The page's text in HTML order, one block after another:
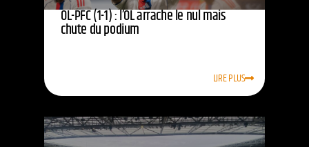
OL-PFC (1-1) : l’OL arrache le nul mais
chute du podium
LIRE PLUS